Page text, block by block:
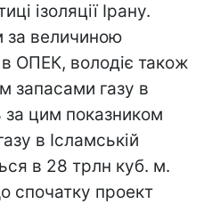
ізоляції Ірану.
за величиною
ОПЕК, володіє також
запасами газу в
за цим показником
в Ісламській
в 28 трлн куб. м.
спочатку проект